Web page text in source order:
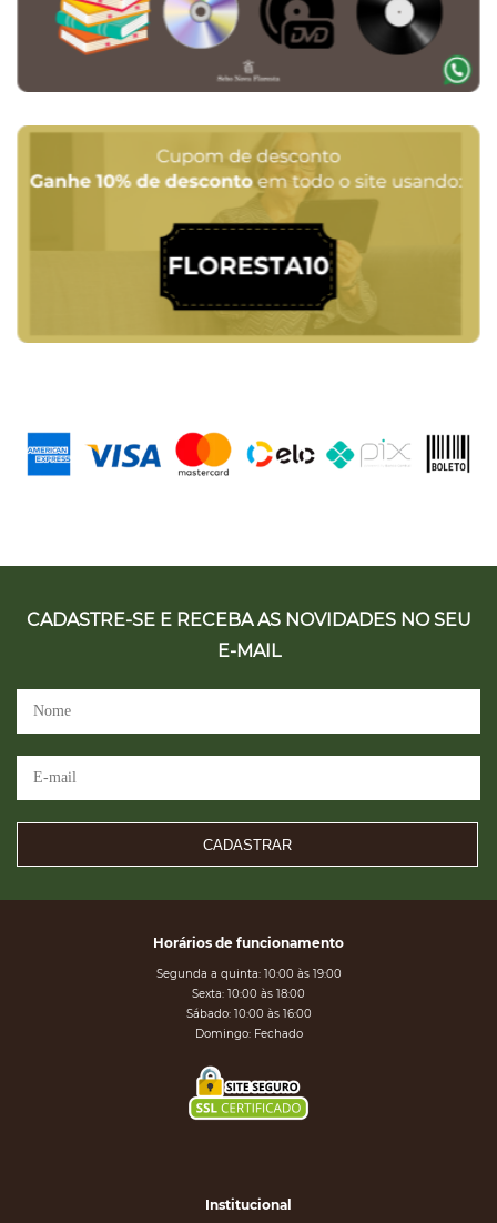
CADASTRE-SE E RECEBA AS NOVIDADES NO SEU
E-MAIL
CADASTRAR
Horários de funcionamento
Segunda a quinta: 10:00 às 19:00
Sexta: 10:00 às 18:00
Sábado: 10:00 às 16:00
Domingo: Fechado
Institucional